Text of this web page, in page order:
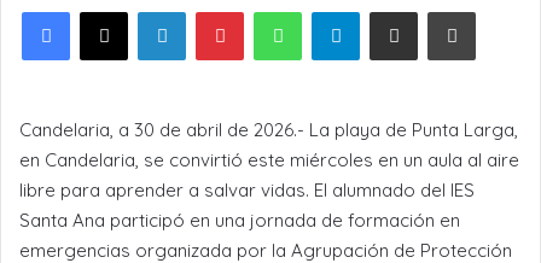
LinkedInPinterestWhatsAppTelegramCompartir por Email Imprimir
Candelaria, a 30 de abril de 2026.- La playa de Punta Larga,
en Candelaria, se convirtió este miércoles en un aula al aire
libre para aprender a salvar vidas. El alumnado del IES
Santa Ana participó en una jornada de formación en
emergencias organizada por la Agrupación de Protección